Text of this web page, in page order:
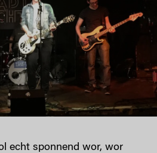
echt sponnend wor, wor